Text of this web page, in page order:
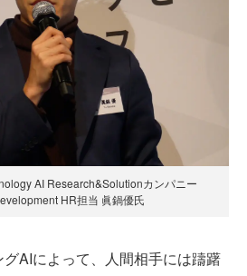
AI Research&Solutionカンパニー
HR担当 眞鍋優氏
AIによって、人間相手には躊躇